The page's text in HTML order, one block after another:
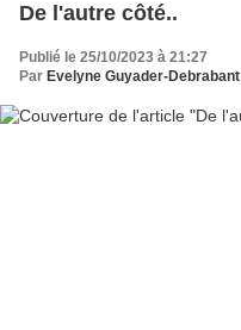
De l'autre côté..
Publié le 25/10/2023 à 21:27
Par Evelyne Guyader-Debrabant